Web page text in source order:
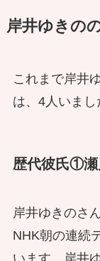
岸井ゆきの
これまで岸井
は、4人いまし
歴代彼氏①瀬
岸井ゆきのさ
NHK朝の連続